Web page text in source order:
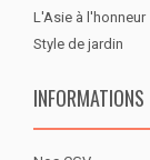
L'Asie à l'honneur
Style de jardin
INFORMATIONS